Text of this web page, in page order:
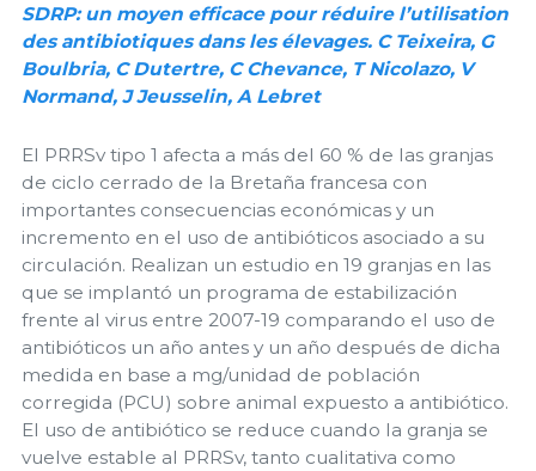
SDRP: un moyen efficace pour réduire l’utilisation
des antibiotiques dans les élevages. C Teixeira, G
Boulbria, C Dutertre, C Chevance, T Nicolazo, V
Normand, J Jeusselin, A Lebret
El PRRSv tipo 1 afecta a más del 60 % de las granjas
de ciclo cerrado de la Bretaña francesa con
importantes consecuencias económicas y un
incremento en el uso de antibióticos asociado a su
circulación. Realizan un estudio en 19 granjas en las
que se implantó un programa de estabilización
frente al virus entre 2007-19 comparando el uso de
antibióticos un año antes y un año después de dicha
medida en base a mg/unidad de población
corregida (PCU) sobre animal expuesto a antibiótico.
El uso de antibiótico se reduce cuando la granja se
vuelve estable al PRRSv, tanto cualitativa como